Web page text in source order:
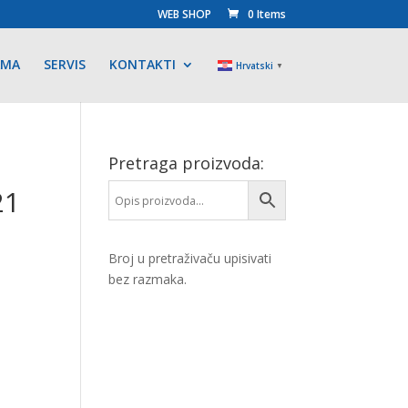
WEB SHOP 0 Items
SERVIS KONTAKTI Hrvatski ▼
Pretraga proizvoda:
Broj u pretraživaču upisivati
bez razmaka.